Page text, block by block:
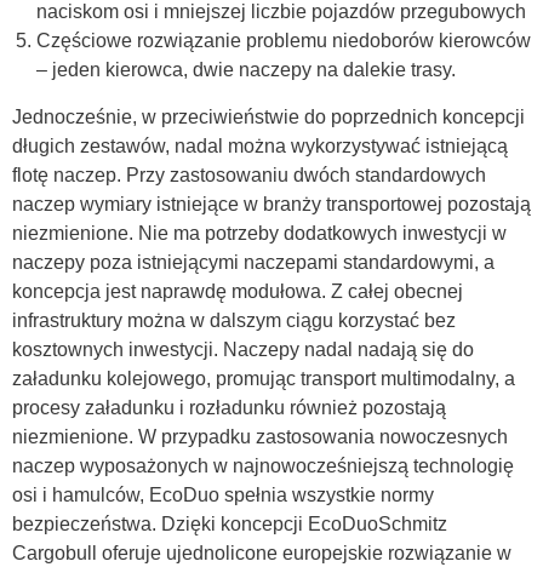
naciskom osi i mniejszej liczbie pojazdów przegubowych
Częściowe rozwiązanie problemu niedoborów kierowców
– jeden kierowca, dwie naczepy na dalekie trasy.
Jednocześnie, w przeciwieństwie do poprzednich koncepcji
długich zestawów, nadal można wykorzystywać istniejącą
flotę naczep. Przy zastosowaniu dwóch standardowych
naczep wymiary istniejące w branży transportowej pozostają
niezmienione. Nie ma potrzeby dodatkowych inwestycji w
naczepy poza istniejącymi naczepami standardowymi, a
koncepcja jest naprawdę modułowa. Z całej obecnej
infrastruktury można w dalszym ciągu korzystać bez
kosztownych inwestycji. Naczepy nadal nadają się do
załadunku kolejowego, promując transport multimodalny, a
procesy załadunku i rozładunku również pozostają
niezmienione. W przypadku zastosowania nowoczesnych
naczep wyposażonych w najnowocześniejszą technologię
osi i hamulców, EcoDuo spełnia wszystkie normy
bezpieczeństwa. Dzięki koncepcji EcoDuoSchmitz
Cargobull oferuje ujednolicone europejskie rozwiązanie w